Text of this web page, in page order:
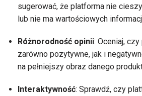
sugerować, że platforma nie
lub nie ma wartościowych
Różnorodność opinii: Oceniaj,
zarówno pozytywne, jak i
na pełniejszy obraz danego
Interaktywność: Sprawdź, czy